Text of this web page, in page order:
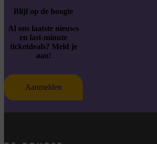
Blijf op de hoogte
Al ons laatste nieuws
en last-minute
ticketdeals? Meld je
aan!
Aanmelden